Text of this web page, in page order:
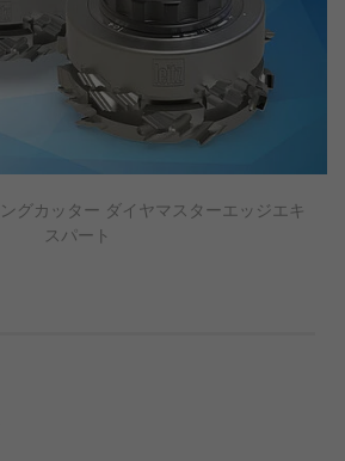
グカッター ダイヤマスターエッジエキ
スパート